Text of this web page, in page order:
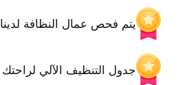
عمال النظافة لدينا والتحقق منها
التنظيف الآلي لراحتك